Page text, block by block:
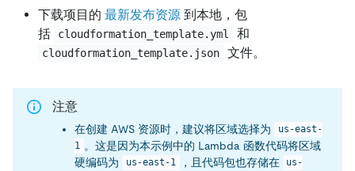
下载项目的 最新发布资源 到本地，包
括
cloudformation_template.yml 和
cloudformation_template.json 文件。
注意
在创建 AWS 资源时，建议将区域选择为
us-east-
1 。这是因为本示例中的 Lambda 函数代码将区域
硬编码为
us-east-1 ，且代码包也存储在
us-